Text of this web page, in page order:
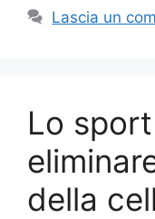
Lascia un
Lo
della